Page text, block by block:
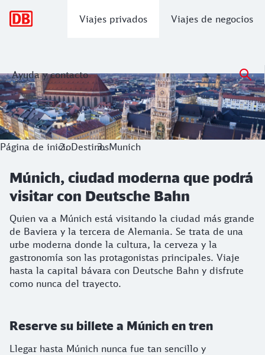
Viajes privados Viajes de negocios
Ayuda y contacto
Múnich, ciudad moderna que podrá
Quien va a Múnich está visitando la ciudad más grande
Página de inicioDestinosMunich
Múnich, ciudad moderna que podrá
visitar con Deutsche Bahn
Quien va a Múnich está visitando la ciudad más grande
de Baviera y la tercera de Alemania. Se trata de una
urbe moderna donde la cultura, la cerveza y la
gastronomía son las protagonistas principales. Viaje
hasta la capital bávara con Deutsche Bahn y disfrute
como nunca del trayecto.
Reserve su billete a Múnich en tren
Llegar hasta Múnich nunca fue tan sencillo y